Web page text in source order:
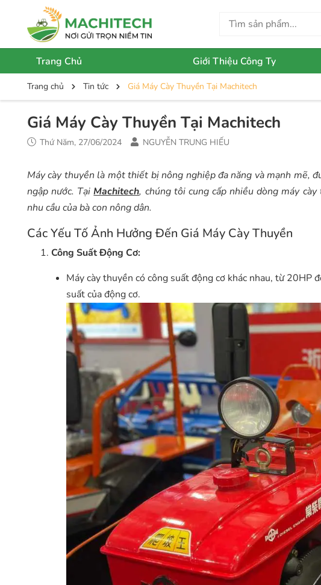
Trang Chủ Giới Thiệu Công Ty
Trang chủ Tin tức Giá Máy Cày Thuyền Tại Machitech
Giá Máy Cày Thuyền Tại Machitech
Thứ Năm, 27/06/2024 NGUYỄN TRUNG HIẾU
Máy cày thuyền là một thiết bị nông nghiệp đa năng và mạnh mẽ,
ngập nước. TạiMachitech, chúng tôi cung cấp nhiều dòng máy
nhu cầu của bà con nông dân.
Các Yếu Tố Ảnh Hưởng Đến Giá Máy Cày Thuyền
Công Suất Động Cơ:
Máy cày thuyền có công suất động cơ khác nhau, từ 20HP
suất của động cơ.